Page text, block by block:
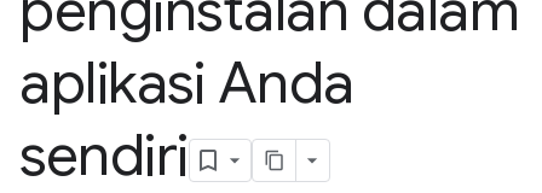
aplikasi Anda
sendiri